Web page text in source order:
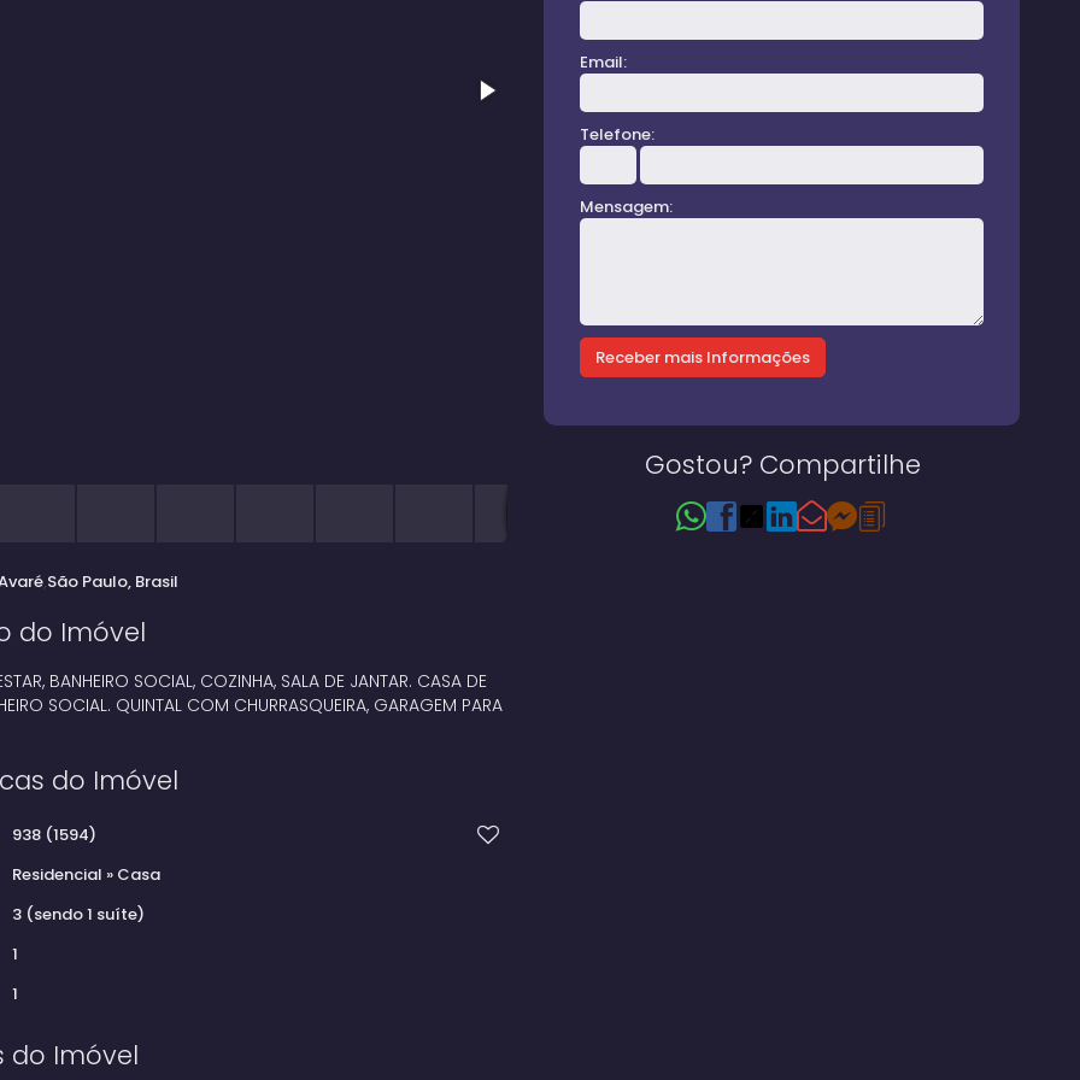
São Paulo, Brasil
do Imóvel
BANHEIRO SOCIAL, COZINHA, SALA DE JANTAR. CASA DE
SOCIAL. QUINTAL COM CHURRASQUEIRA, GARAGEM PARA
do Imóvel
938 (1594)
Residencial » Casa
3 (sendo 1 suíte)
1
1
do Imóvel
Email:
Telefone:
Mensagem:
Gostou? Compartilhe